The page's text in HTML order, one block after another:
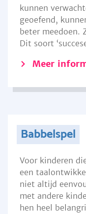
kunnen
geoefend,
beter meedoen.
Dit soort
Meer
Babbelspel
Voor kinderen
een
niet altijd
met andere
hen heel